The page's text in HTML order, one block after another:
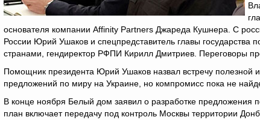
основателя компании Affinity Partners Джареда Кушнера. С
России Юрий Ушаков и спецпредставитель главы государства
странами, гендиректор РФПИ Кирилл Дмитриев. Переговоры
Помощник президента Юрий Ушаков назвал встречу полезной
предложений по миру на Украине, но компромисс пока не
В конце ноября Белый дом заявил о разработке
план включает передачу под контроль Москвы территории